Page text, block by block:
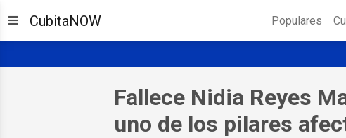
CubitaNOW Populares
Fallece Nidia Reyes
uno de los pilares